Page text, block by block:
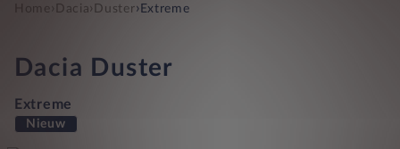
Home Dacia› Duster› Extreme
Dacia Duster
Extreme
Nieuw